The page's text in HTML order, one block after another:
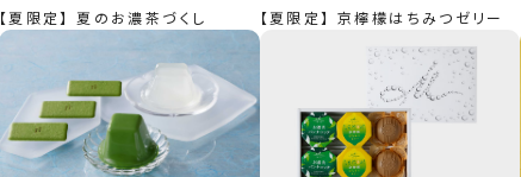
【夏限定】 夏のお濃茶づくし 【夏限定】 京檸檬はちみつゼリー